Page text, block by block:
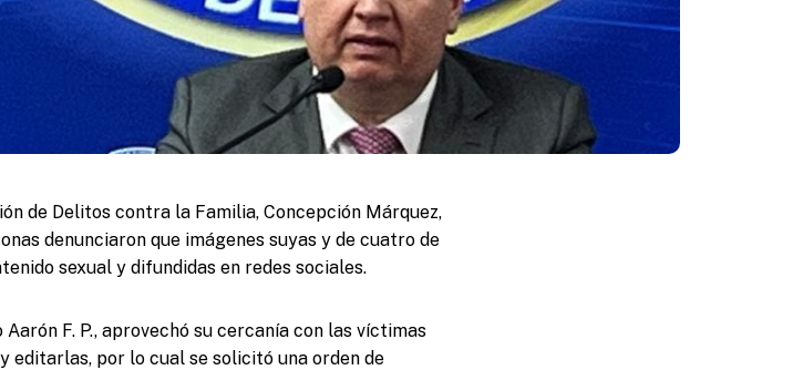
de Delitos contra la Familia, Concepción Márquez,
denunciaron que imágenes suyas y de cuatro de
sexual y difundidas en redes sociales.
F. P., aprovechó su cercanía con las víctimas
editarlas, por lo cual se solicitó una orden de